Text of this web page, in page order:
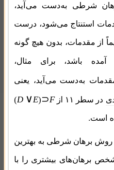
شرطی به‌دست می‌آید،
استنتاج می‌شود، درست
از مقدمات، بدون هیچ گونه
باشد، برای مثال،
به‌دست می‌آید، یعنی
در سطر ۱۱ از (D ∨E)⊃F
روش برهان شرطی به بهترین
برهان‌های بیشتری را با